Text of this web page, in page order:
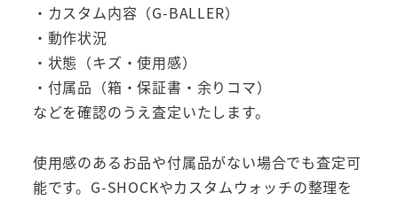
・カスタム内容（G-BALLER）
・動作状況
・状態（キズ・使用感）
・付属品（箱・保証書・余りコマ）
などを確認のうえ査定いたします。
使用感のあるお品や付属品がない場合でも査定可
能です。G-SHOCKやカスタムウォッチの整理を